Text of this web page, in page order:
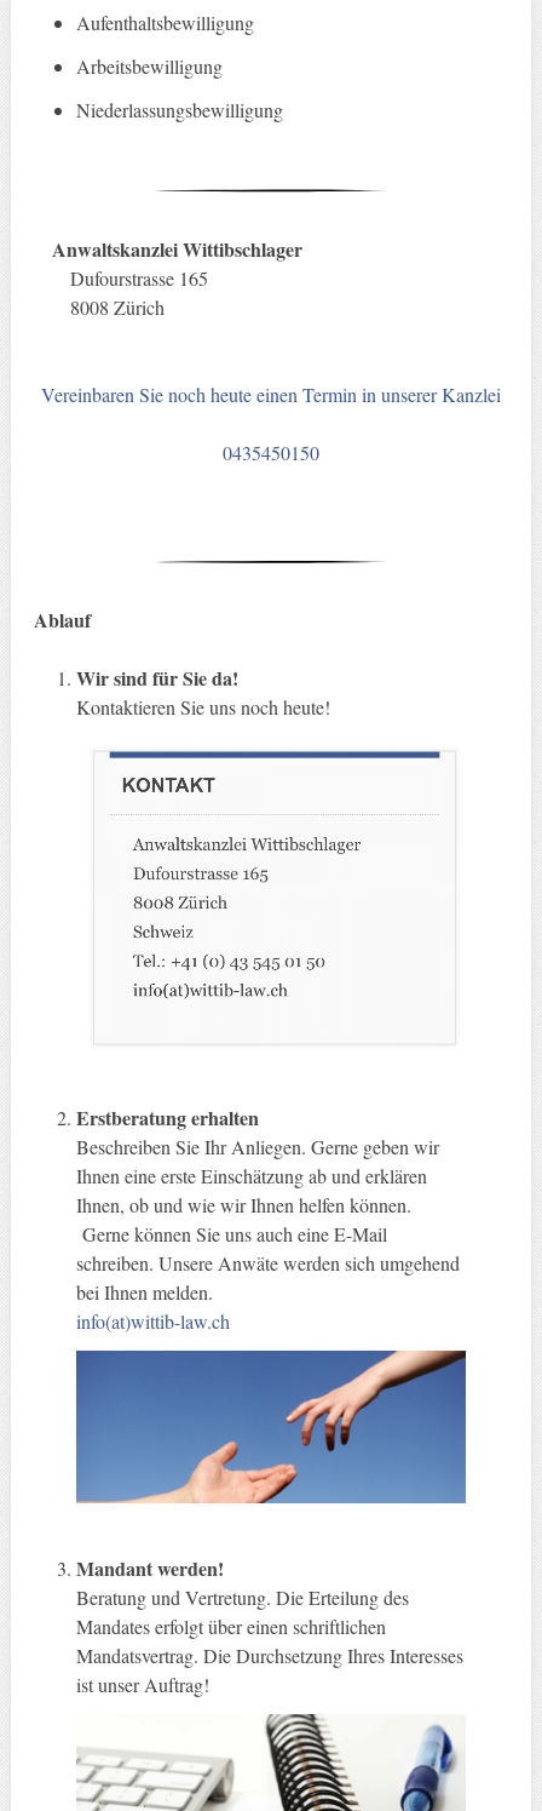
Aufenthaltsbewilligung
Arbeitsbewilligung
Niederlassungsbewilligung
Anwaltskanzlei Wittibschlager
Dufourstrasse 165
8008 Zürich
Vereinbaren Sie noch heute einen Termin in unserer Kanzlei
0435450150
Ablauf
Wir sind für Sie da!
Kontaktieren Sie uns noch heute!
Erstberatung erhalten
Beschreiben Sie Ihr Anliegen. Gerne geben wir
Ihnen eine erste Einschätzung ab und erklären
Ihnen, ob und wie wir Ihnen helfen können.
Gerne können Sie uns auch eine E-Mail
schreiben. Unsere Anwäte werden sich umgehend
bei Ihnen melden.
info(at)wittib-law.ch
Mandant werden!
Beratung und Vertretung. Die Erteilung des
Mandates erfolgt über einen schriftlichen
Mandatsvertrag. Die Durchsetzung Ihres Interesses
ist unser Auftrag!